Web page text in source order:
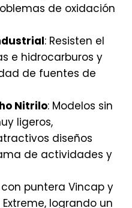
de oxidación
: Resisten el
e hidrocarburos y
de fuentes de
Nitrilo: Modelos sin
ligeros,
diseños
de actividades y
puntera Vincap y
logrando un